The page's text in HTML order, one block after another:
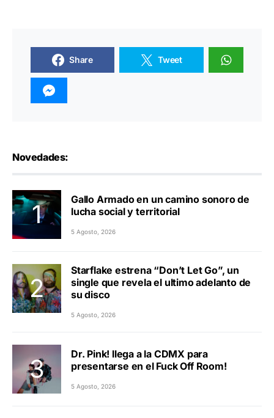
Share Tweet
Novedades:
Gallo Armado en un camino sonoro de
lucha social y territorial
5 Agosto, 2026
Starflake estrena “Don’t Let Go”, un
single que revela el ultimo adelanto de
su disco
5 Agosto, 2026
Dr. Pink! llega a la CDMX para
presentarse en el Fuck Off Room!
5 Agosto, 2026